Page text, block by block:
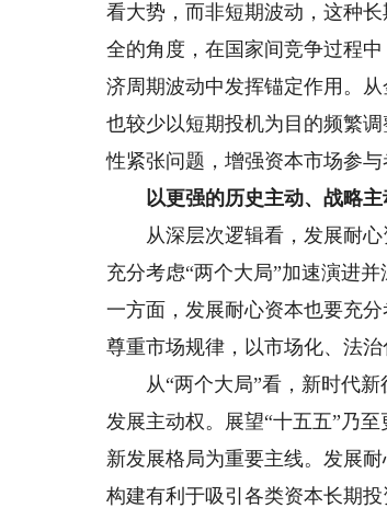
看大势，而非短期波动，这种
全的角度，在国家间竞争过程
济周期波动中发挥锚定作用。
也较少以短期投机为目的频繁
性紧张问题，增强资本市场参与
以更强的历史主动、战略主
从深层次逻辑看，发展耐心
充分考虑“两个大局”加速演进
一方面，发展耐心资本也要充
尊重市场规律，以市场化、法
从“两个大局”看，新时代新
发展主动权。展望“十五五”乃
新发展格局为重要主线。发展
构建有利于吸引各类资本长期